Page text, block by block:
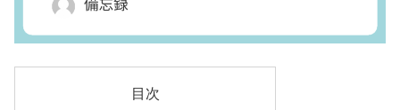
目次